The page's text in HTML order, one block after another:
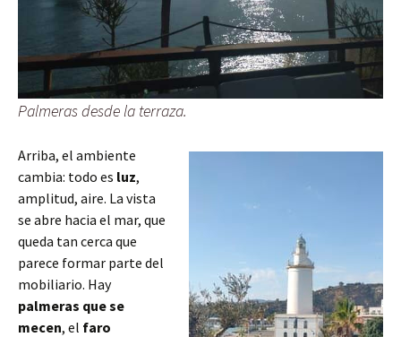
Palmeras desde la terraza.
Arriba, el ambiente
cambia: todo es luz,
amplitud, aire. La vista
se abre hacia el mar, que
queda tan cerca que
parece formar parte del
mobiliario. Hay
palmeras que se
mecen, el faro